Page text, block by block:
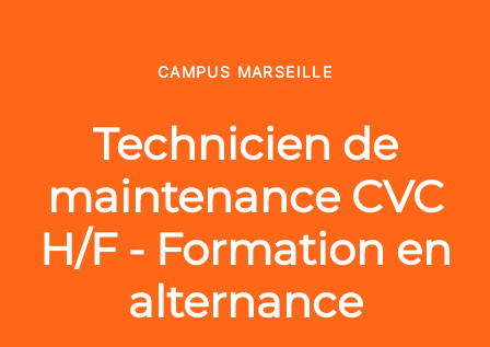
CAMPUS MARSEILLE
Technicien de
maintenance CVC
H/F - Formation en
alternance